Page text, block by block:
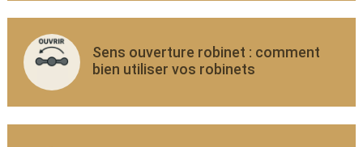
Sens ouverture robinet : comment
bien utiliser vos robinets